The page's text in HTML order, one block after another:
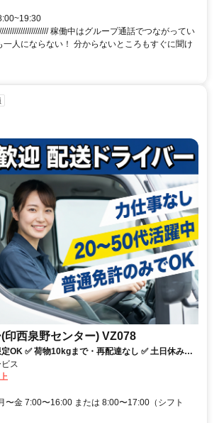
で稼働しているドライバーも多数活躍中！ ※直
稼働中はグループ通話でつながってい
一人にならない！ 分からないところもすぐに聞け
印西泉野センター) VZ078
OK ✅ 荷物10kgまで・再配達なし ✅ 土日休み・
・退職金あり
ス
〜金 7:00〜16:00 または 8:00〜17:00（シフト